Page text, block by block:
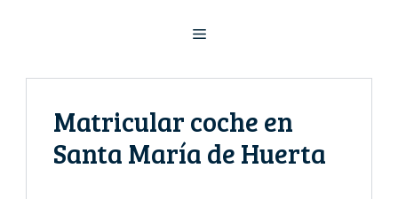
Menú
Matricular coche en
Santa María de Huerta